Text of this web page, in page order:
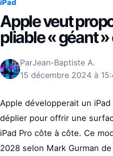
iPad
Apple veut
pliable « géant
ParJean-Baptiste A.
15 décembre 2024 à
Apple développerait un
déplier pour offrir une
iPad Pro côte à côte. Ce
2028 selon Mark Gurman de